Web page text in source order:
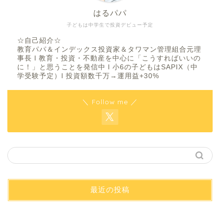
子どもは中学生で投資デビュー予定
はるパパ
☆自己紹介☆
教育パパ＆インデックス投資家＆タワマン管理組合元理
事長 l 教育・投資・不動産を中心に「こうすればいいの
に！」と思うことを発信中 l 小6の子どもはSAPIX（中
学受験予定）l 投資額数千万→運用益+30%
＼ Follow me ／
最近の投稿